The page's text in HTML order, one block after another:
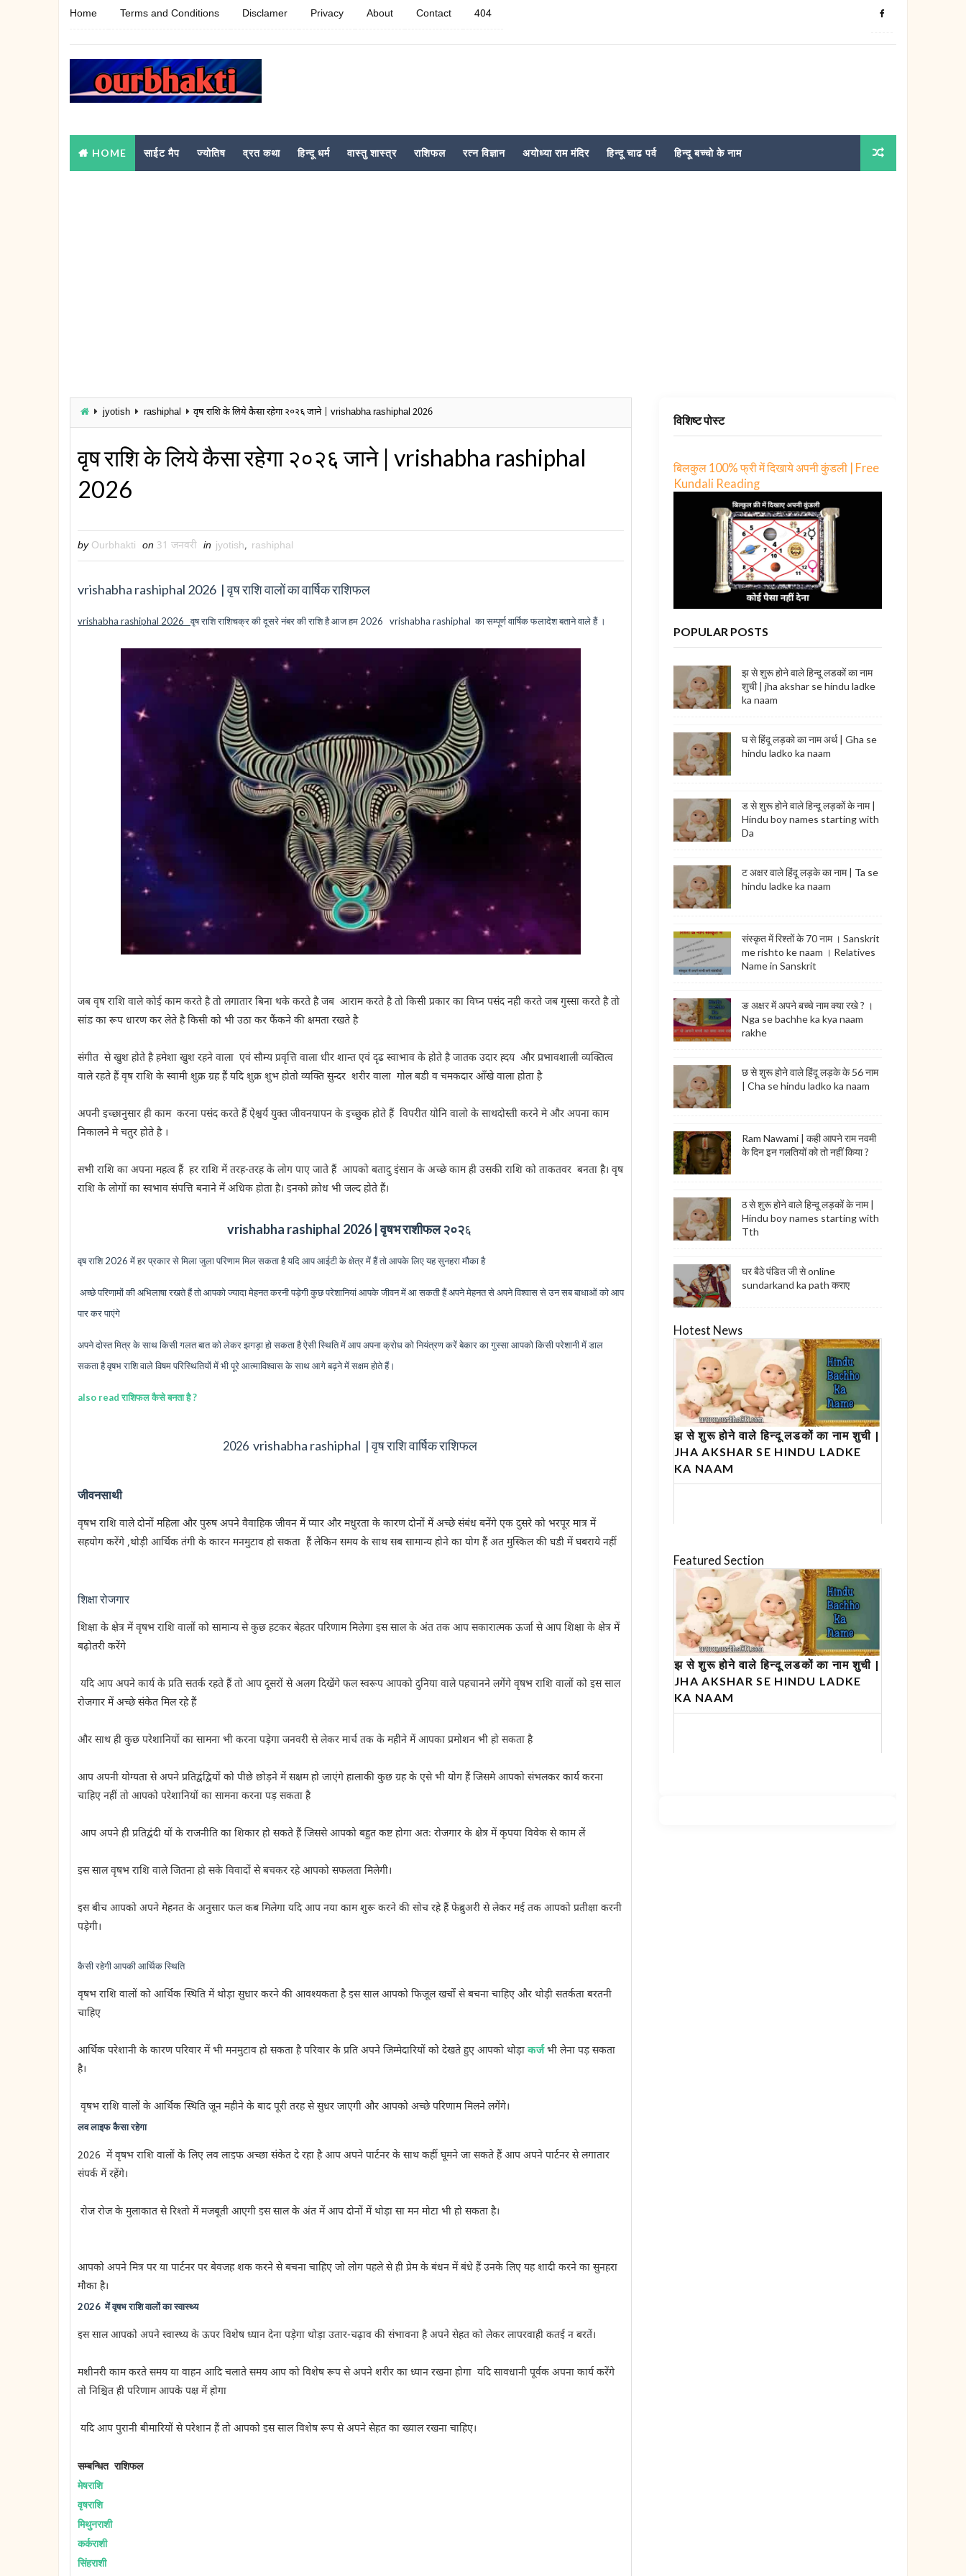
Home Terms and Conditions Disclamer Privacy About Contact 404
HOME साईट मैप ज्योतिष व्रत कथा हिन्दू धर्म वास्तु शास्त्र राशिफल रत्न विज्ञान अयोध्या राम मंदिर हिन्दू चाढ पर्व हिन्दू बच्चो के नाम
jyotish rashiphal वृष राशि के लिये कैसा रहेगा २०२६ जाने | vrishabha rashiphal 2026
वृष राशि के लिये कैसा रहेगा २०२६ जाने | vrishabha rashiphal
2026
by Ourbhakti on 31 जनवरी in jyotish, rashiphal
vrishabha rashiphal 2026 | वृष राशि वालों का वार्षिक राशिफल
vrishabha rashiphal 2026वृष राशि राशिचक्र की दूसरे नंबर की राशि है आज हम 2026 vrishabha rashiphal का सम्पूर्ण वार्षिक फलादेश बताने वाले हैं ।
जब वृष राशि वाले कोई काम करते है तो लगातार बिना थके करते है जब आराम करते है तो किसी प्रकार का विघ्न पसंद नही करते जब गुस्सा करते है तो
सांड का रूप धारण कर लेते है किसी को भी उठा कर फैंकने की क्षमता रखते है
संगीत से खुश होते है हमेशा खुश रहने वाला एवं सौम्य प्रवृत्ति वाला धीर शान्त एवं दृढ स्वाभाव के होते है जातक उदार ह्दय और प्रभावशाली व्यक्तित्व
वाले रहते हैं वृष राशि के स्वामी शुक्र ग्रह हैं यदि शुक्र शुभ होतो व्यक्ति सुन्दर शरीर वाला गोल बडी व चमकदार आँखे वाला होता है
अपनी इच्छानुसार ही काम करना पसंद करते हैं ऐश्वर्य युक्त जीवनयापन के इच्छुक होते हैं विपरीत योनि वालो के साथदोस्ती करने मे और अपना काम
निकालने मे चतुर होते है ।
सभी राशि का अपना महत्व हैं हर राशि में तरह-तरह के लोग पाए जाते हैं आपको बतादु इंसान के अच्छे काम ही उसकी राशि को ताकतवर बनता है। वृष
राशि के लोगों का स्वभाव संपत्ति बनाने में अधिक होता है। इनको क्रोध भी जल्द होते हैं।
vrishabha rashiphal 2026 |वृषभ राशीफल २०२६
वृष राशि 2026 में हर प्रकार से मिला जुला परिणाम मिल सकता है यदि आप आईटी के क्षेत्र में हैं तो आपके लिए यह सुनहरा मौका है
अच्छे परिणामों की अभिलाषा रखते हैं तो आपको ज्यादा मेहनत करनी पड़ेगी कुछ परेशानियां आपके जीवन में आ सकती हैं अपने मेहनत से अपने विश्वास से उन सब बाधाओं को आप
पार कर पाएंगे
अपने दोस्त मित्र के साथ किसी गलत बात को लेकर झगड़ा हो सकता है ऐसी स्थिति में आप अपना क्रोध को नियंत्रण करें बेकार का गुस्सा आपको किसी परेशानी में डाल
सकता है वृषभ राशि वाले विषम परिस्थितियों में भी पूरे आत्माविश्वास के साथ आगे बढ़ने में सक्षम होते हैं।
also read राशिफल कैसे बनता है ?
2026 vrishabha rashiphal | वृष राशि वार्षिक राशिफल
जीवनसाथी
वृषभ राशि वाले दोनों महिला और पुरुष अपने वैवाहिक जीवन में प्यार और मधुरता के कारण दोनों में अच्छे संबंध बनेंगे एक दुसरे को भरपूर मात्र में
सहयोग करेंगे ,थोड़ी आर्थिक तंगी के कारन मनमुटाव हो सकता हैं लेकिन समय के साथ सब सामान्य होने का योग हैं अत मुस्किल की घडी में घबराये नहीं
शिक्षा रोजगार
शिक्षा के क्षेत्र में वृषभ राशि वालों को सामान्य से कुछ हटकर बेहतर परिणाम मिलेगा इस साल के अंत तक आप सकारात्मक ऊर्जा से आप शिक्षा के क्षेत्र में
बढ़ोतरी करेंगे
यदि आप अपने कार्य के प्रति सतर्क रहते हैं तो आप दूसरों से अलग दिखेंगे फल स्वरूप आपको दुनिया वाले पहचानने लगेंगे वृषभ राशि वालों को इस साल
रोजगार में अच्छे संकेत मिल रहे हैं
और साथ ही कुछ परेशानियों का सामना भी करना पड़ेगा जनवरी से लेकर मार्च तक के महीने में आपका प्रमोशन भी हो सकता है
आप अपनी योग्यता से अपने प्रतिद्वंद्वियों को पीछे छोड़ने में सक्षम हो जाएंगे हालाकी कुछ ग्रह के एसे भी योग हैं जिसमे आपको संभलकर कार्य करना
चाहिए नहीं तो आपको परेशानियों का सामना करना पड़ सकता है
आप अपने ही प्रतिद्वंदी यों के राजनीति का शिकार हो सकते हैं जिससे आपको बहुत कष्ट होगा अतः रोजगार के क्षेत्र में कृपया विवेक से काम लें
इस साल वृषभ राशि वाले जितना हो सके विवादों से बचकर रहे आपको सफलता मिलेगी।
इस बीच आपको अपने मेहनत के अनुसार फल कब मिलेगा यदि आप नया काम शुरू करने की सोच रहे हैं फेब्रुअरी से लेकर मई तक आपको प्रतीक्षा करनी
पड़ेगी।
कैसी रहेगी आपकी आर्थिक स्थिति
वृषभ राशि वालों को आर्थिक स्थिति में थोड़ा सुधार करने की आवश्यकता है इस साल आपको फिजूल खर्चों से बचना चाहिए और थोड़ी सतर्कता बरतनी
चाहिए
आर्थिक परेशानी के कारण परिवार में भी मनमुटाव हो सकता है परिवार के प्रति अपने जिम्मेदारियों को देखते हुए आपको थोड़ा कर्जभी लेना पड़ सकता
है।
वृषभ राशि वालों के आर्थिक स्थिति जून महीने के बाद पूरी तरह से सुधर जाएगी और आपको अच्छे परिणाम मिलने लगेंगे।
लव लाइफ कैसा रहेगा
2026 में वृषभ राशि वालों के लिए लव लाइफ अच्छा संकेत दे रहा है आप अपने पार्टनर के साथ कहीं घूमने जा सकते हैं आप अपने पार्टनर से लगातार
संपर्क में रहेंगे।
रोज रोज के मुलाकात से रिश्तो में मजबूती आएगी इस साल के अंत में आप दोनों में थोड़ा सा मन मोटा भी हो सकता है।
आपको अपने मित्र पर या पार्टनर पर बेवजह शक करने से बचना चाहिए जो लोग पहले से ही प्रेम के बंधन में बंधे हैं उनके लिए यह शादी करने का सुनहरा
मौका है।
2026 में वृषभ राशि वालों का स्वास्थ्य
इस साल आपको अपने स्वास्थ्य के ऊपर विशेष ध्यान देना पड़ेगा थोड़ा उतार-चढ़ाव की संभावना है अपने सेहत को लेकर लापरवाही कतई न बरतें।
मशीनरी काम करते समय या वाहन आदि चलाते समय आप को विशेष रूप से अपने शरीर का ध्यान रखना होगा यदि सावधानी पूर्वक अपना कार्य करेंगे
तो निश्चित ही परिणाम आपके पक्ष में होगा
यदि आप पुरानी बीमारियों से परेशान हैं तो आपको इस साल विशेष रूप से अपने सेहत का ख्याल रखना चाहिए।
सम्बन्धित राशिफल
मेषराशि
वृषराशि
मिथुनराशी
कर्कराशी
सिंहराशी
विशिष्ट पोस्ट
बिलकुल 100% फ्री में दिखाये अपनी कुंडली | Free
Kundali Reading
POPULAR POSTS
झ से शुरू होने वाले हिन्दू लडकों का नाम
शुची | jha akshar se hindu ladke
ka naam
घ से हिंदू लड़को का नाम अर्थ | Gha se
hindu ladko ka naam
ड से शुरू होने वाले हिन्दू लड़कों के नाम |
Hindu boy names starting with
Da
ट अक्षर वाले हिंदू लड़के का नाम | Ta se
hindu ladke ka naam
संस्कृत में रिश्तों के 70 नाम । Sanskrit
me rishto ke naam । Relatives
Name in Sanskrit
ङ अक्षर में अपने बच्चे नाम क्या रखे ? ।
Nga se bachhe ka kya naam
rakhe
छ से शुरू होने वाले हिंदू लड़के के 56 नाम
| Cha se hindu ladko ka naam
Ram Nawami | कही आपने राम नवमी
के दिन इन गलतियों को तो नहीं किया ?
ठ से शुरू होने वाले हिन्दू लड़कों के नाम |
Hindu boy names starting with
Tth
घर बैठे पंडित जी से online
sundarkand ka path कराए
Hotest News
झ से शुरू होने वाले हिन्दू लडकों का नाम शुची |
JHA AKSHAR SE HINDU LADKE
KA NAAM
Featured Section
झ से शुरू होने वाले हिन्दू लडकों का नाम शुची |
JHA AKSHAR SE HINDU LADKE
KA NAAM